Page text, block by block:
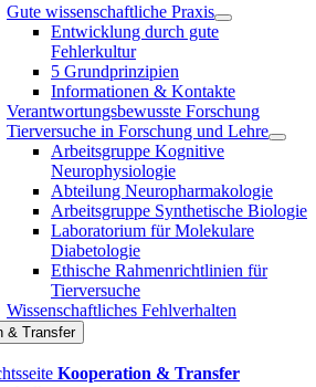
Gute wissenschaftliche Praxis
Entwicklung durch gute
Fehlerkultur
5 Grundprinzipien
Informationen & Kontakte
Verantwortungsbewusste Forschung
Tierversuche in Forschung und Lehre
Arbeitsgruppe Kognitive
Neurophysiologie
Abteilung Neuropharmakologie
Arbeitsgruppe Synthetische Biologie
Laboratorium für Molekulare
Diabetologie
Ethische Rahmenrichtlinien für
Tierversuche
Wissenschaftliches Fehlverhalten
& Transfer
Kooperation & Transfer